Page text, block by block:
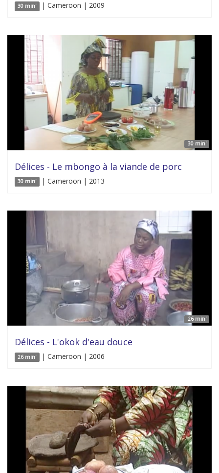
30 min' | Cameroon | 2009
30 min'
Délices - Le mbongo à la viande de porc
30 min' | Cameroon | 2013
26 min'
Délices - L'okok d'eau douce
26 min' | Cameroon | 2006